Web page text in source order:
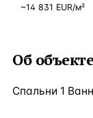
~14 831 EUR/м²
Об
Спальни 1